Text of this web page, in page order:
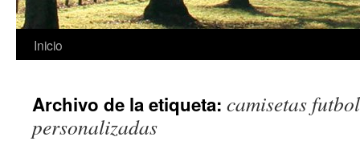
Saltar
contenido
Inicio
Archivo de la etiqueta: camisetas
personalizadas